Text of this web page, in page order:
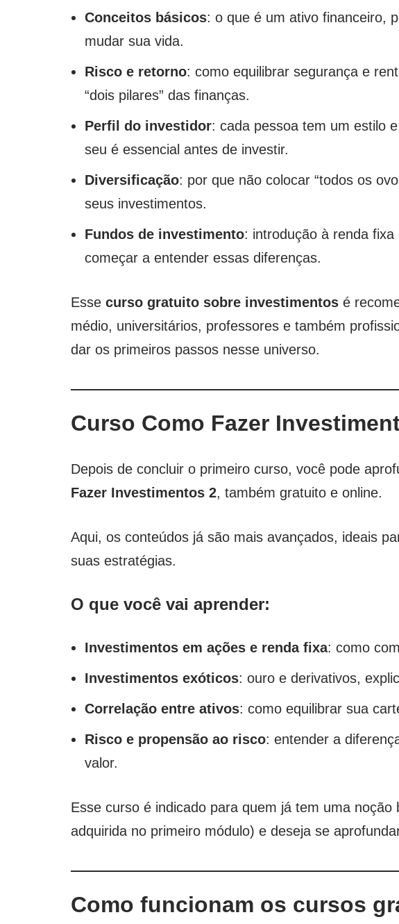
Conceitos básicos: o que é um ativo financeiro,
mudar sua vida.
Risco e retorno: como equilibrar segurança e
“dois pilares” das finanças.
Perfil do investidor: cada pessoa tem um estilo
seu é essencial antes de investir.
Diversificação: por que não colocar “todos os
seus investimentos.
Fundos de investimento: introdução à renda
começar a entender essas diferenças.
Esse curso gratuito sobre investimentos é
médio, universitários, professores e também
dar os primeiros passos nesse universo.
Curso Como Fazer
Depois de concluir o primeiro curso, você pode
Fazer Investimentos 2, também gratuito e online.
Aqui, os conteúdos já são mais avançados, ideais
suas estratégias.
O que você vai aprender:
Investimentos em ações e renda fixa: como
Investimentos exóticos: ouro e derivativos,
Correlação entre ativos: como equilibrar sua
Risco e propensão ao risco: entender a
valor.
Esse curso é indicado para quem já tem uma
adquirida no primeiro módulo) e deseja se
Como funcionam os cursos